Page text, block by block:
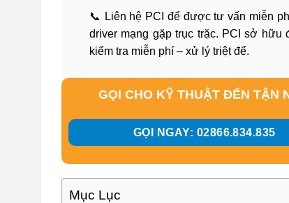
📞 Liên hệ PCI để được tư vấn miễn
driver mạng gặp trục trặc. PCI sở hữu
kiểm tra miễn phí – xử lý triệt để.
GỌI CHO KỸ THUẬT ĐẾN TẬN
GỌI NGAY: 02866.834.835
Mục Lục